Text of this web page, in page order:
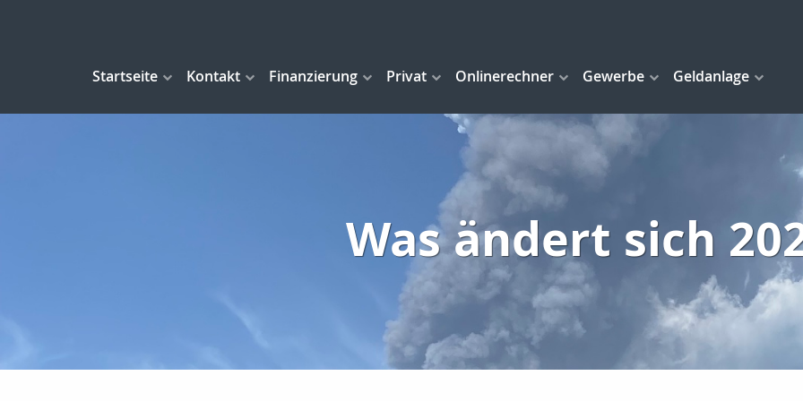
Startseite Kontakt Finanzierung Privat Onlinerechner Gewerbe Geldanlage
Was ändert sich